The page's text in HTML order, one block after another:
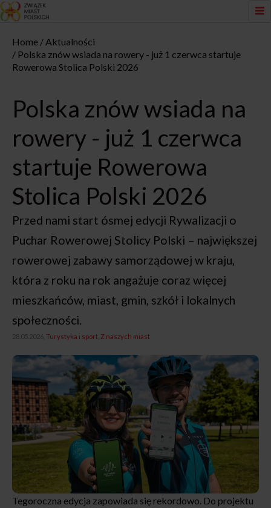
Home
Aktualności
Polska znów wsiada na rowery - już 1 czerwca startuje
Rowerowa Stolica Polski 2026
Polska znów wsiada na
rowery - już 1 czerwca
startuje Rowerowa
Stolica Polski 2026
Przed nami start ósmej edycji Rywalizacji o
Puchar Rowerowej Stolicy Polski – największej
rowerowej zabawy samorządowej w kraju,
która z roku na rok angażuje coraz więcej
mieszkańców, miast, gmin, szkół i lokalnych
społeczności.
28.05.2026, Turystyka i sport Z naszych miast
Tegoroczna edycja zapowiada się rekordowo. Do projektu